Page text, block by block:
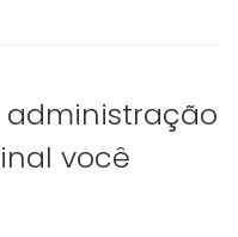
você